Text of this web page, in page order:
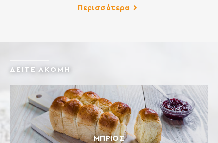
κέικ, μελομακάρονα, κουραμπιέδες, τσουρέκια, φύλλο,
πίτες, τηγανητά και σάλτσες και γενικά όλα τα εδέσματα
Περισσότερα
ΔΕΙΤΕ ΑΚΟΜΗ
ΜΠΡΙΌΣ